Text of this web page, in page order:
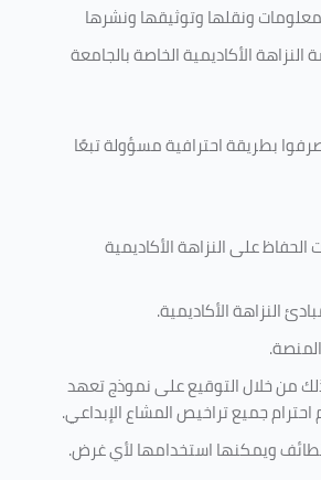
ونقلها وتوثيقها ونشرها
الأكاديمية الخاصة بالجامعة
بطريقة احترافية مسؤولة تبعًا
على النزاهة الأكاديمية
النزاهة الأكاديمية.
من خلال التوقيع على نموذج تعهد
جميع تراخيص المشاع الإبداعي.
ويمكنها استخدامها لأي غرض.